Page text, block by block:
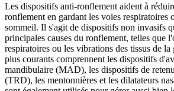
Les dispositifs anti-ronflement aident à
ronflement en gardant les voies respiratoires
sommeil. Il s'agit de dispositifs non invasifs
principales causes du ronflement, telles que
respiratoires ou les vibrations des tissus de
plus courants comprennent les dispositifs
mandibulaire (MAD), les dispositifs de
(TRD), les mentonnières et les dilatateurs